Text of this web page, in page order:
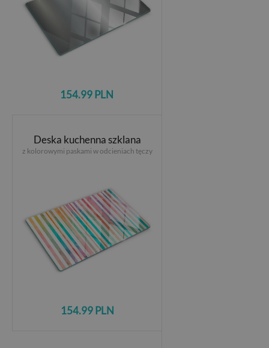
154.99 PLN
Deska kuchenna szklana
z kolorowymi paskami w odcieniach tęczy
154.99 PLN